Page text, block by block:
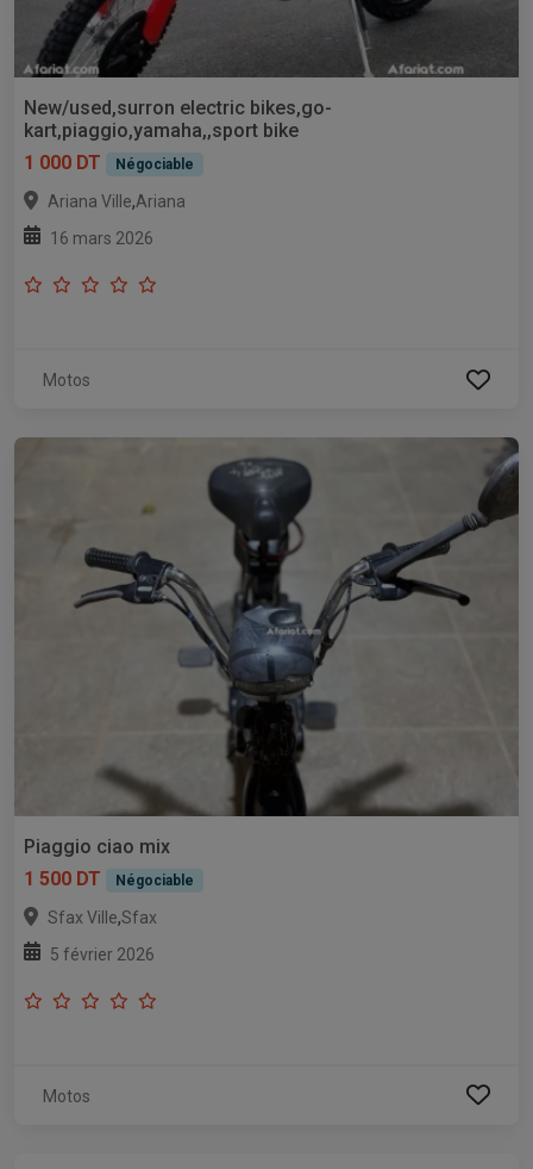
New/used,surron electric bikes,go-
kart,piaggio,yamaha,,sport bike
1 000 DT
Négociable
Ariana Ville,Ariana
16 mars 2026
Motos
Piaggio ciao mix
1 500 DT
Négociable
Sfax Ville,Sfax
5 février 2026
Motos